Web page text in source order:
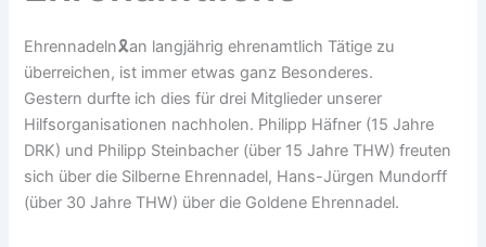
Ehrennadeln🎗️an langjährig ehrenamtlich Tätige zu
überreichen, ist immer etwas ganz Besonderes.
Gestern durfte ich dies für drei Mitglieder unserer
Hilfsorganisationen nachholen. Philipp Häfner (15 Jahre
DRK) und Philipp Steinbacher (über 15 Jahre THW) freuten
sich über die Silberne Ehrennadel, Hans-Jürgen Mundorff
(über 30 Jahre THW) über die Goldene Ehrennadel.